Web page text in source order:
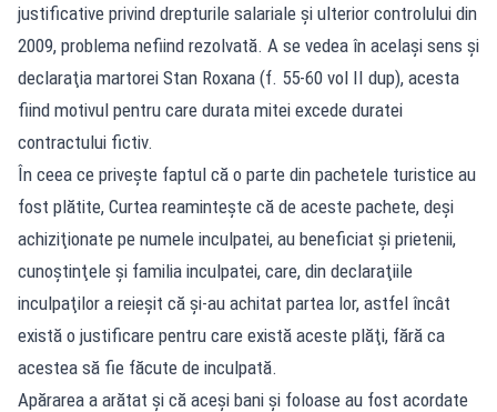
justificative privind drepturile salariale şi ulterior controlului din
2009, problema nefiind rezolvată. A se vedea în acelaşi sens şi
declaraţia martorei Stan Roxana (f. 55-60 vol II dup), acesta
fiind motivul pentru care durata mitei excede duratei
contractului fictiv.
În ceea ce priveşte faptul că o parte din pachetele turistice au
fost plătite, Curtea reaminteşte că de aceste pachete, deşi
achiziţionate pe numele inculpatei, au beneficiat şi prietenii,
cunoştinţele şi familia inculpatei, care, din declaraţiile
inculpaţilor a reieşit că şi-au achitat partea lor, astfel încât
există o justificare pentru care există aceste plăţi, fără ca
acestea să fie făcute de inculpată.
Apărarea a arătat şi că aceşi bani şi foloase au fost acordate